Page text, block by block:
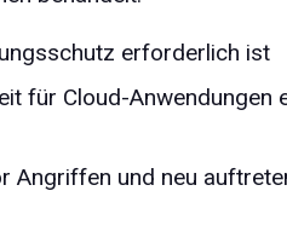
erforderlich ist
für Cloud-Anwendungen
Angriffen und neu